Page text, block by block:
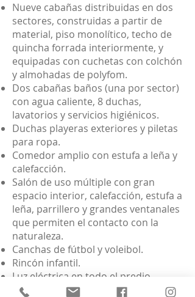
Nueve cabañas distribuidas en dos
sectores, construidas a partir de
material, piso monolítico, techo de
quincha forrada interiormente, y
equipadas con cuchetas con colchón
y almohadas de polyfom.
Dos cabañas baños (una por sector)
con agua caliente, 8 duchas,
lavatorios y servicios higiénicos.
Duchas playeras exteriores y piletas
para ropa.
Comedor amplio con estufa a leña y
calefacción.
Salón de uso múltiple con gran
espacio interior, calefacción, estufa a
leña, parrillero y grandes ventanales
que permiten el contacto con la
naturaleza.
Canchas de fútbol y voleibol.
Rincón infantil.
Luz eléctrica en todo el predio.
Capacidad: 120 acampantes.